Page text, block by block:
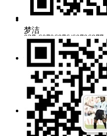
梦洁
电话/传真：
027-60706976/60706977
销售值班：
189 7295 5637（余女士
139 7136 1285（冯先生
售后服务：
134 0715 3645（范工）